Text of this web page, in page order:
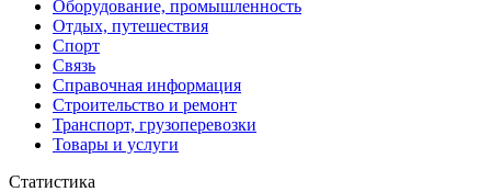
Оборудование, промышленность
Отдых, путешествия
Спорт
Связь
Справочная информация
Строительство и ремонт
Транспорт, грузоперевозки
Товары и услуги
Статистика